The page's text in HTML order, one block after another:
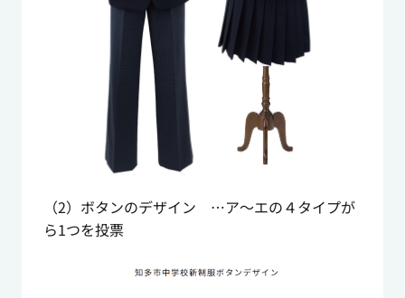
（2）ボタンのデザイン …ア～エの４タイプが
ら1つを投票